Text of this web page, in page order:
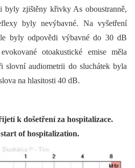
byly zjištěny křivky As oboustranně,
byly nevýbavné. Na vyšetření
byly odpovědi výbavné do 30 dB
otoakustické emise měla
slovní audiometrii do sluchátek byla
na hlasitosti 40 dB.
k došetření za hospitalizace.
of hospitalization.